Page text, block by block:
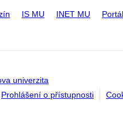
IS MU INET MU
univerzita
Prohlášení o přístupnosti